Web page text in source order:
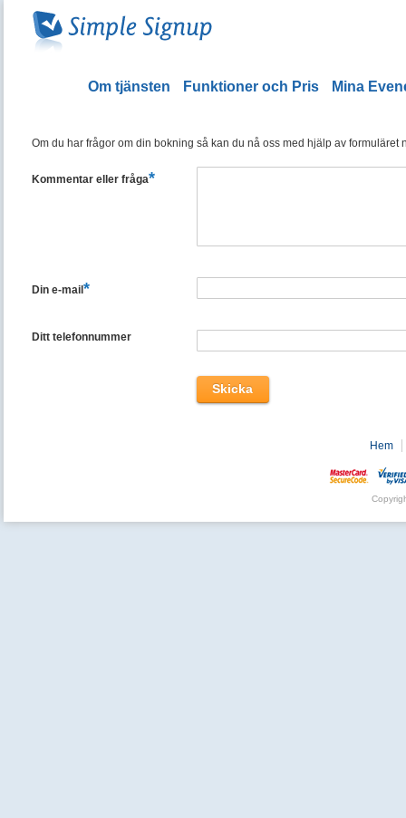
Om tjänsten Funktioner och Pris Mina
Om du har frågor om din bokning så kan du nå oss med hjälp av formuläret
Kommentar eller fråga*
Din e-mail*
Ditt telefonnummer
Hem